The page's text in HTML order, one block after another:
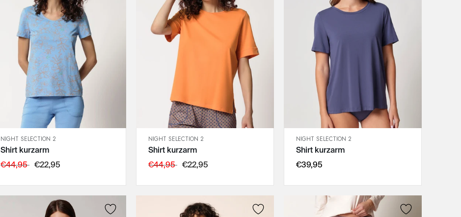
SCHNELLANSICHT
36
42
IN DEN WARENKORB
NIGHT SELECTION 2
Shirt kurzarm
€44,95 €22,95
SCHNELLANSICHT
36
42
IN DEN WARENKORB
NIGHT SELECTION 2
Shirt kurzarm
€44,95 €22,95
SCHNELLANSICHT
IN DEN WARENKORB
NIGHT SELECTION 2
Shirt kurzarm
€39,95